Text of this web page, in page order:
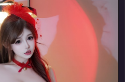
▶